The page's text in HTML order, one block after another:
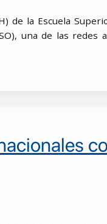
de la Escuela
una de las